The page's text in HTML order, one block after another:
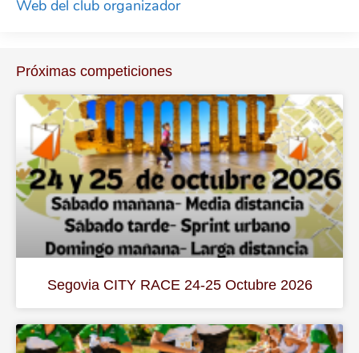
Web del club organizador
Próximas competiciones
Segovia CITY RACE 24-25 Octubre 2026